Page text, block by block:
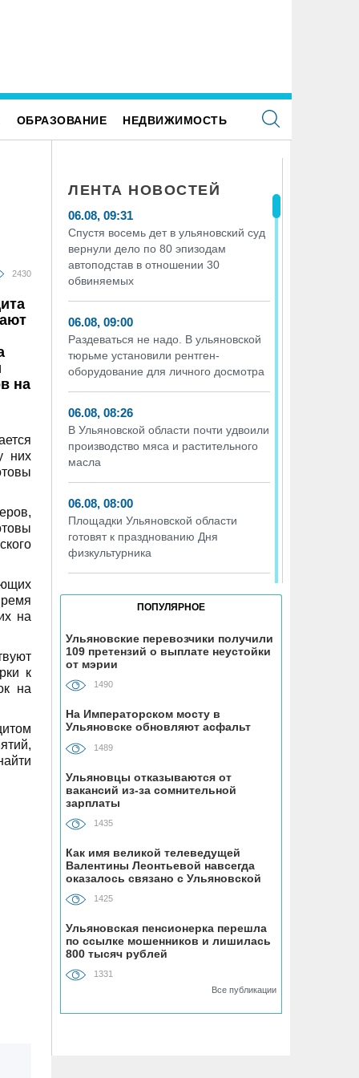
ОБРАЗОВАНИЕ НЕДВИЖИМОСТЬ
2430
на
них
на
к
на
ЛЕНТА НОВОСТЕЙ
06.08, 09:31
Спустя восемь дет в ульяновский суд
вернули дело по 80 эпизодам
автоподстав в отношении 30
обвиняемых
06.08, 09:00
Раздеваться не надо. В ульяновской
тюрьме установили рентген-
оборудование для личного досмотра
06.08, 08:26
В Ульяновской области почти удвоили
производство мяса и растительного
масла
06.08, 08:00
Площадки Ульяновской области
готовят к празднованию Дня
физкультурника
05.08, 18:59
От +9 до +32 градусов будет
Ульяновской области в четверг
05.08, 17:50
асфальта 70 метров подъездного
пути к садовому товариществу
05.08, 16:57
Вымогатель забрал у ульяновского
бизнесмена 14 млн рублей, а
полиция вернула
05.08, 16:19
Ульяновский перевозчик похитил 950
тысяч рублей из областного бюджета
социальными проездными
05.08, 16:17
Т2 перезапускает программу
ПОПУЛЯРНОЕ
Ульяновские перевозчики получили
109 претензий о выплате неустойки
от мэрии
1490
На Императорском мосту в
Ульяновске обновляют асфальт
1489
Ульяновцы отказываются от
вакансий из-за сомнительной
зарплаты
1435
Как имя великой телеведущей
Валентины Леонтьевой навсегда
оказалось связано с Ульяновской
областью
1425
Ульяновская пенсионерка перешла
по ссылке мошенников и лишилась
800 тысяч рублей
1331
Все публикации